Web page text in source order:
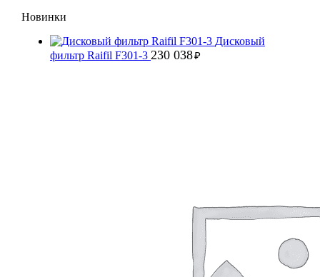
Новинки
Дисковый
фильтр Raifil F301-3 230 038₽